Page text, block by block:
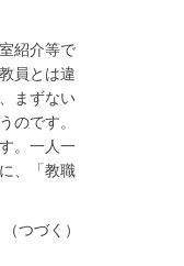
紹介等で
員とは違
まずない
のです。
。一人一
、「教職
（つづく）